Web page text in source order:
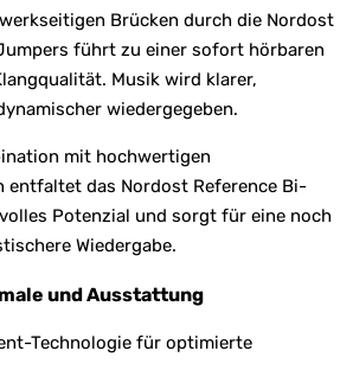
Brücken durch die Nordost
führt zu einer sofort hörbaren
Musik wird klarer,
wiedergegeben.
mit hochwertigen
entfaltet das Nordost Reference Bi-
Potenzial und sorgt für eine noch
Wiedergabe.
und Ausstattung
Technologie für optimierte